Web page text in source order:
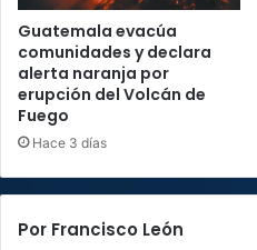
Guatemala evacúa
comunidades y declara
alerta naranja por
erupción del Volcán de
Fuego
Hace 3 días
Por Francisco León